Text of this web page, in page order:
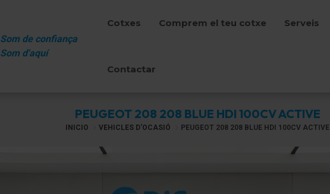
Som de confiança
Som d'aquí
Cotxes Comprem el teu cotxe Serveis
Contactar
PEUGEOT 208 208 BLUE HDI 100CV ACTIVE
INICIO VEHICLES D'OCASIÓ PEUGEOT 208 208 BLUE HDI 100CV ACTIVE